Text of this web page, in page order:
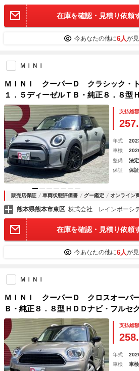
在庫を確認・見積り依頼
今あなたの他に6人が
ＭＩＮＩ
ＭＩＮＩ クーパーＤ クラシック・
１．５ディーゼルＴＢ・純正８．８型
ープレイ・Ｂカメラ・ソナー・ＥＴＣ
シートＨスマートキーＥＧプッシュ・
ＥＤライト・１６ＡＷ
支払総額
257.
年式
車検
整備
法
保証
保
販売店保証 車両状態評価書 グー鑑定 オンライン
熊本県熊本市東区 株式会社 レインボーシ
在庫を確認・見積り依頼
今あなたの他に6人が
ＭＩＮＩ
ＭＩＮＩ クーパーＤ クロスオーバ
Ｂ・純正８．８型ＨＤＤナビ・フルセ
ソナー・ＥＴＣ・スマートキー・ＥＧ
アンビエントライト・ＣＡＢＡＮＡシ
ク・１７ＡＷ
支払総額
258.
年式
車検
車